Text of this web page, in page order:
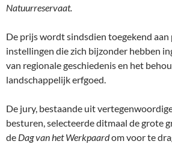
Natuurreservaat.
De prijs wordt sindsdien toegekend aan
instellingen die zich bijzonder hebben
van regionale geschiedenis en het
landschappelijk erfgoed.
De jury, bestaande uit
besturen, selecteerde ditmaal de grote
de Dag van het Werkpaardom voor te